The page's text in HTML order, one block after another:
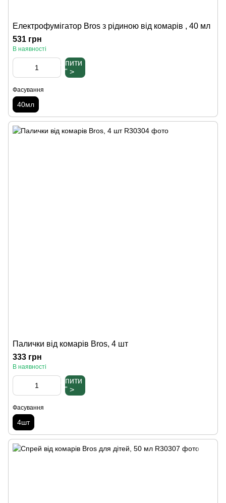
Електрофумігатор Bros з рідиною від комарів , 40 мл
531 грн
В наявності
Купити
" >
Фасування
40мл
Палички від комарів Bros, 4 шт
333 грн
В наявності
Купити
" >
Фасування
4шт